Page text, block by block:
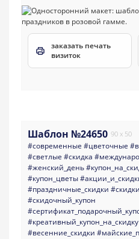
заказать печать
визиток
Шаблон №24650 90 x 50
#современные #цветочные
#светлые #скидка
#женский_день
#купон_цветы
#праздничные_скидки
#скидочный_купон
#креативный_купон_на_скидку
#весенние_скидки